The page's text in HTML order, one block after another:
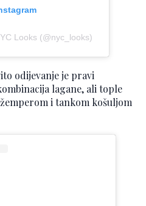
Looks (@nyc_looks)
odijevanje je pravi
lagane, ali tople
i tankom košuljom